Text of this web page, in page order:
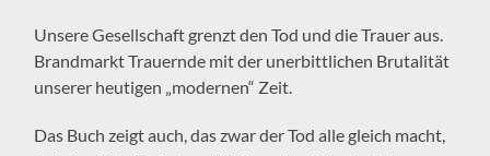
Unsere Gesellschaft grenzt den Tod und die Trauer aus.
Brandmarkt Trauernde mit der unerbittlichen Brutalität
unserer heutigen „modernen“ Zeit.
Das Buch zeigt auch, das zwar der Tod alle gleich macht,